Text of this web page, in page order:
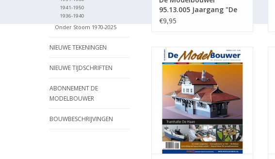
1941-1950
1936-1940
Onder Stoom 1970-2025
NIEUWE TEKENINGEN
NIEUWE TIJDSCHRIFTEN
ABONNEMENT DE
MODELBOUWER
BOUWBESCHRIJVINGEN
95.13.005 Jaargang "De
Modelbouwer" Editie :
€9,95
De Modelbouwer 95.13.009
Jaargang "De Modelbouwer"
Editie : 13.009 (PDF)
TOEVOEGEN AAN WINKELWAGEN